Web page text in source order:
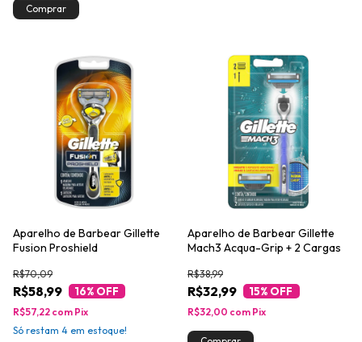
Aparelho de Barbear Gillette
Fusion Proshield
R$58,99
R$70,09
16% OFF
R$57,22 com Pix
Só restam 4 em estoque!
Aparelho de Barbear Gillette
Mach3 Acqua-Grip + 2 Cargas
R$32,99
R$38,99
15% OFF
R$32,00 com Pix